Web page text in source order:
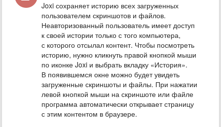
Joxi сохраняет историю всех загруженных
пользователем скриншотов и файлов.
Неавторизованный пользователь имеет доступ
к своей истории только с того компьютера,
с которого отсылал контент. Чтобы посмотреть
историю, нужно кликнуть правой кнопкой мыши
по иконке Joxi и выбрать вкладку «История».
В появившемся окне можно будет увидеть
загруженные скриншоты и файлы. При нажатии
левой кнопкой мыши на скриншоте или файле
программа автоматически открывает страницу
с этим контентом в браузере.